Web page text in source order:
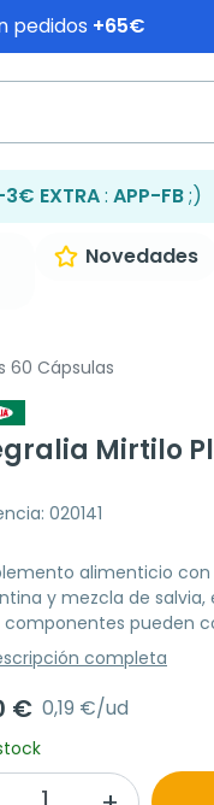
pedidos +65€
EXTRA: APP-FB;)
Novedades
60 Cápsulas
Mirtilo
020141
alimenticio
y mezcla de
componentes pueden
completa
€ 0,19 €/ud